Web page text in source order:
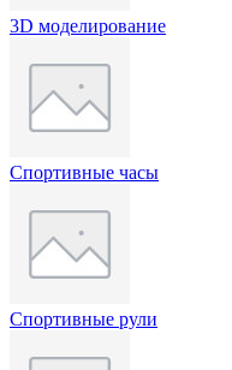
3D моделирование
Спортивные часы
Спортивные рули